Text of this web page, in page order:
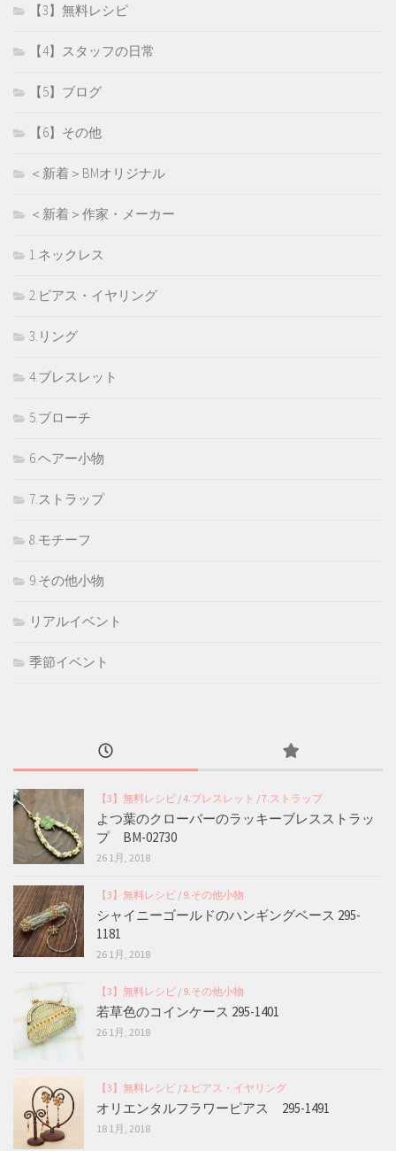
【3】無料レシピ
【4】スタッフの日常
【5】ブログ
【6】その他
＜新着＞BMオリジナル
＜新着＞作家・メーカー
1.ネックレス
2.ピアス・イヤリング
3.リング
4.ブレスレット
5.ブローチ
6.ヘアー小物
7.ストラップ
8.モチーフ
9.その他小物
リアルイベント
季節イベント
【3】無料レシピ /4.ブレスレット /7.ストラップ
よつ葉のクローバーのラッキーブレスストラッ
プ BM-02730
26 1月, 2018
【3】無料レシピ / 9.その他小物
シャイニーゴールドのハンギングベース 295-
1181
26 1月, 2018
【3】無料レシピ / 9.その他小物
若草色のコインケース 295-1401
26 1月, 2018
【3】無料レシピ /2.ピアス・イヤリング
オリエンタルフラワーピアス 295-1491
18 1月, 2018